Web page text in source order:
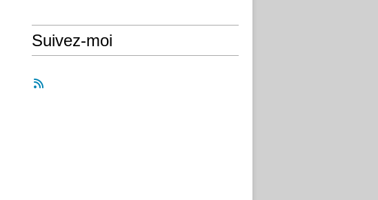
Suivez-moi